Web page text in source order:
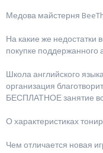
Медова майстерня
На какие же недостатки
покупке поддержанного
Школа английского
организация
БЕСПЛАТНОЕ занятие
О характеристиках
Чем отличается новая